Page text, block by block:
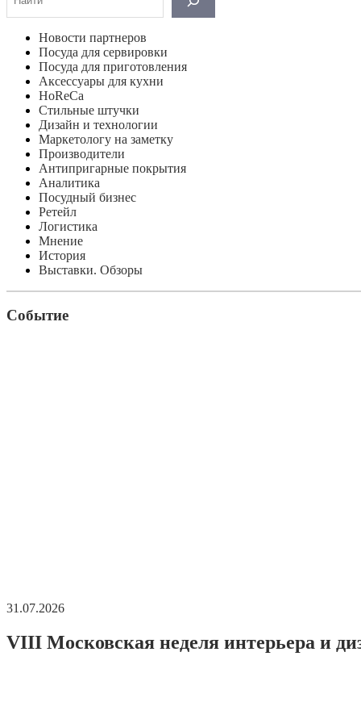
Новости партнеров
Посуда для сервировки
Посуда для приготовления
Аксессуары для кухни
HoReCa
Стильные штучки
Дизайн и технологии
Маркетологу на заметку
Производители
Антипригарные покрытия
Аналитика
Посудный бизнес
Ретейл
Логистика
Мнение
История
Выставки. Обзоры
Событие
31.07.2026
VIII Московская неделя интерьера и